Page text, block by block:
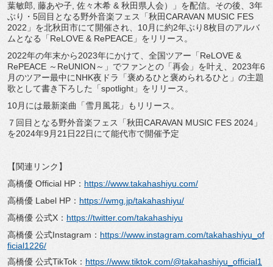
葉敏郎, 藤あや子, 佐々木希 & 秋田県人会）」を配信。その後、3年
ぶり・5回目となる野外音楽フェス「秋田CARAVAN MUSIC FES
2022」を北秋田市にて開催され、10月に約2年ぶり8枚目のアルバ
ムとなる「ReLOVE & RePEACE」をリリース。
2022年の年末から2023年にかけて、全国ツアー「ReLOVE &
RePEACE ～ReUNION～」でファンとの「再会」を叶え、2023年6
月のツアー最中にNHK夜ドラ「褒めるひと褒められるひと」の主題
歌として書き下ろした「spotlight」をリリース。
10月には最新楽曲「雪月風花」もリリース。
７回目となる野外音楽フェス「秋田CARAVAN MUSIC FES 2024」
を2024年9月21日22日にて能代市で開催予定
【関連リンク】
高橋優 Official HP： https://www.takahashiyu.com/
高橋優 Label HP： https://wmg.jp/takahashiyu/
高橋優 公式X： https://twitter.com/takahashiyu
高橋優 公式Instagram： https://www.instagram.com/takahashiyu_of
ficial1226/
高橋優 公式TikTok： https://www.tiktok.com/@takahashiyu_official1